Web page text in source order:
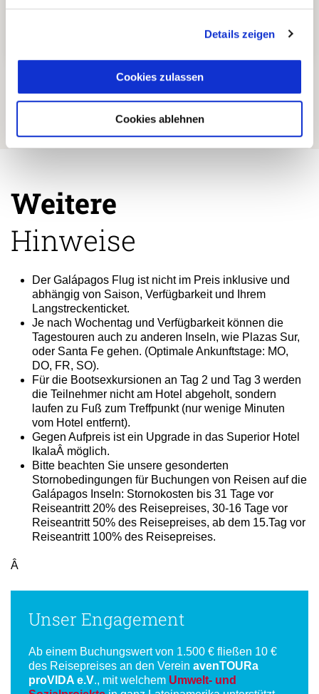
Details zeigen
Cookies zulassen
Cookies ablehnen
5
Reiseerlebnisse abseits der
üblichen Touristenpfade.
Weitere
Hinweise
Der Galápagos Flug ist nicht im Preis inklusive und
abhängig von Saison, Verfügbarkeit und Ihrem
Langstreckenticket.
Je nach Wochentag und Verfügbarkeit können die
Tagestouren auch zu anderen Inseln, wie Plazas Sur,
oder Santa Fe gehen. (Optimale Ankunftstage: MO,
DO, FR, SO).
Für die Bootsexkursionen an Tag 2 und Tag 3 werden
die Teilnehmer nicht am Hotel abgeholt, sondern
laufen zu Fuß zum Treffpunkt (nur wenige Minuten
vom Hotel entfernt).
Gegen Aufpreis ist ein Upgrade in das Superior Hotel
IkalaÂ möglich.
Bitte beachten Sie unsere gesonderten
Stornobedingungen für Buchungen von Reisen auf die
Galápagos Inseln: Stornokosten bis 31 Tage vor
Reiseantritt 100% des Reisepreises.
Unser Engagement